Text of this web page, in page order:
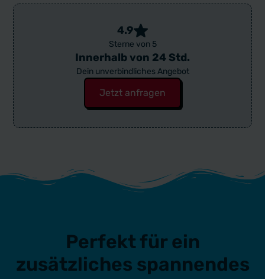
4.9
Sterne von 5
Innerhalb von 24 Std.
Dein unverbindliches Angebot
Jetzt anfragen
Perfekt für ein
zusätzliches spannendes